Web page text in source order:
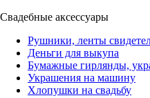
Свадебные аксессуары
Рушники, ленты
Деньги для выкупа
Бумажные гирлянды,
Украшения на машину
Хлопушки на свадьбу